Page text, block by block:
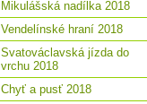
Mikulášská nadílka 2018
Vendelínské hraní 2018
Svatováclavská jízda do
vrchu 2018
Chyť a pusť 2018